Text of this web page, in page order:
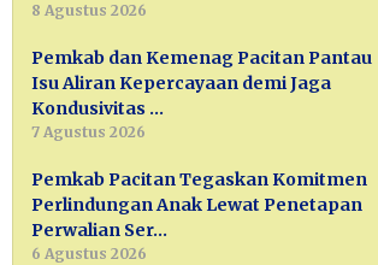
8 Agustus 2026
Pemkab dan Kemenag Pacitan Pantau
Isu Aliran Kepercayaan demi Jaga
Kondusivitas …
7 Agustus 2026
Pemkab Pacitan Tegaskan Komitmen
Perlindungan Anak Lewat Penetapan
Perwalian Ser…
6 Agustus 2026